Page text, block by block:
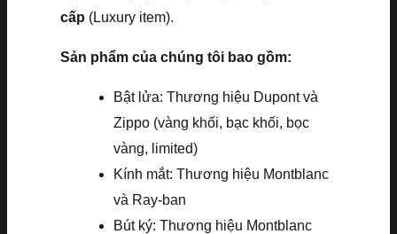
cấp (Luxury item).
Sản phẩm của chúng tôi bao gồm:
Bật lửa: Thương hiệu Dupont và
Zippo (vàng khối, bạc khối, bọc
vàng, limited)
Kính mắt: Thương hiệu Montblanc
và Ray-ban
Bút ký: Thương hiệu Montblanc